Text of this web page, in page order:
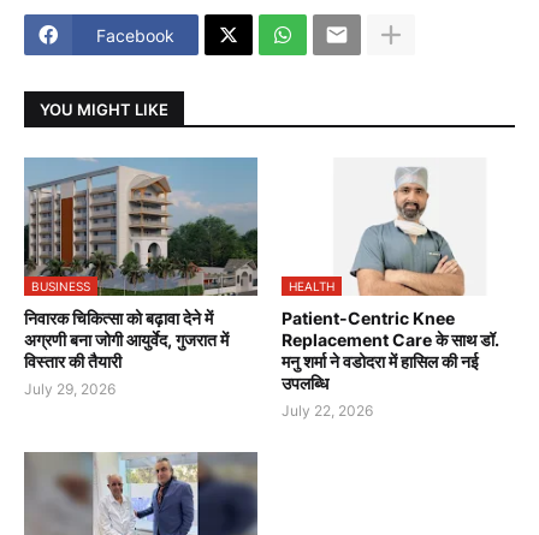
Facebook
YOU MIGHT LIKE
BUSINESS
निवारक चिकित्सा को बढ़ावा देने में
अग्रणी बना जोगी आयुर्वेद, गुजरात में
विस्तार की तैयारी
July 29, 2026
HEALTH
Patient-Centric Knee
Replacement Care के साथ डॉ.
मनु शर्मा ने वडोदरा में हासिल की नई
उपलब्धि
July 22, 2026